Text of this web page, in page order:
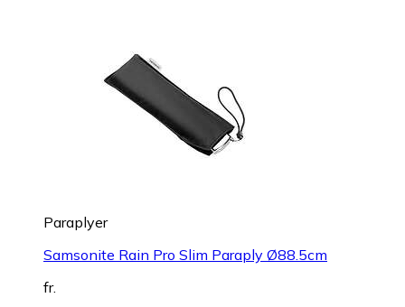
Paraplyer
Samsonite Rain Pro Slim Paraply Ø88.5cm
fr.